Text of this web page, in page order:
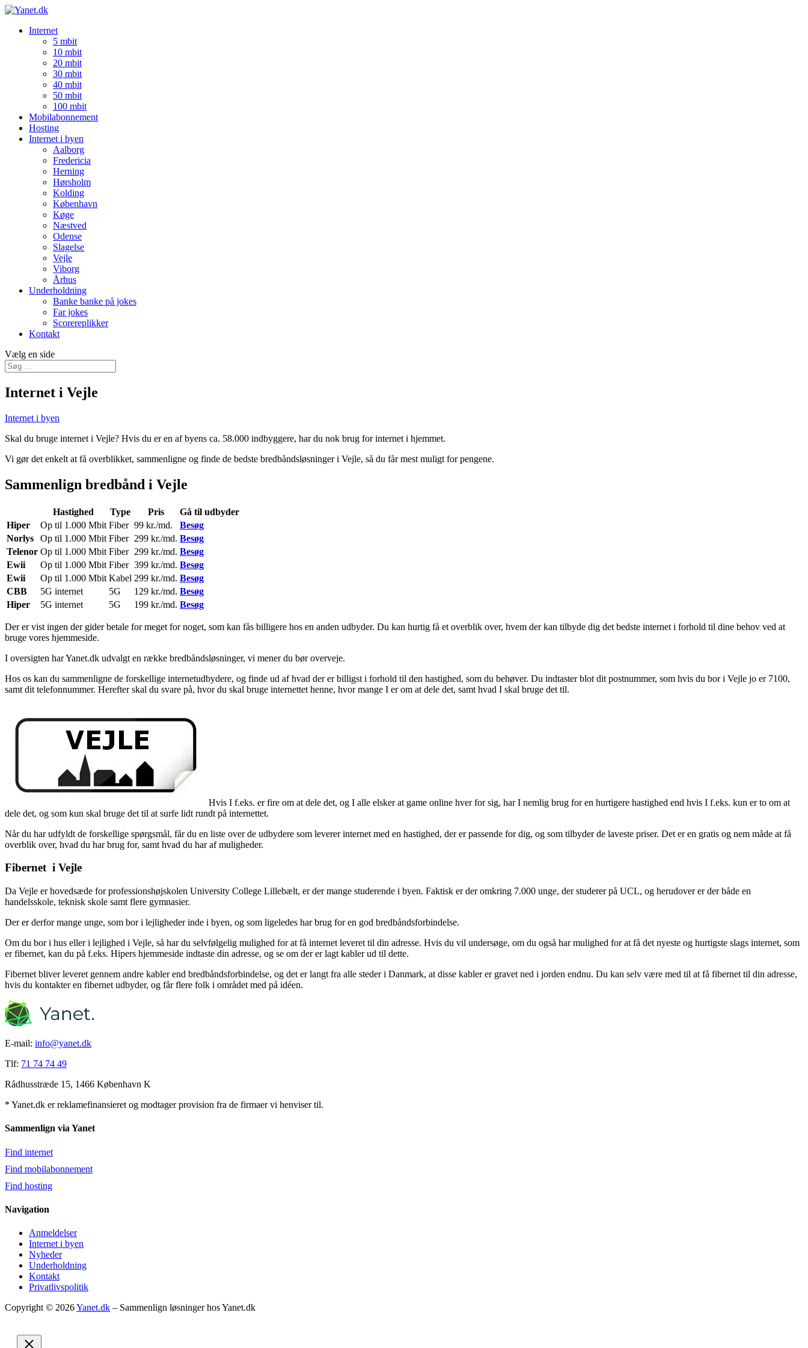
Internet
5 mbit
10 mbit
20 mbit
30 mbit
40 mbit
50 mbit
100 mbit
Mobilabonnement
Hosting
Internet i byen
Aalborg
Fredericia
Herning
Hørsholm
Kolding
København
Køge
Næstved
Odense
Slagelse
Vejle
Viborg
Århus
Underholdning
Banke banke på jokes
Far jokes
Scorereplikker
Kontakt
Vælg en side
Internet i Vejle
Internet i byen
Skal du bruge internet i Vejle? Hvis du er en af byens ca. 58.000 indbyggere, har du nok brug for internet i hjemmet.
Vi gør det enkelt at få overblikket, sammenligne og finde de bedste bredbåndsløsninger i Vejle, så du får mest muligt for pengene.
Sammenlign bredbånd i Vejle
Hastighed Type Pris
Gå til udbyder
Hiper
Op til 1.000 Mbit Fiber 99 kr./md.
Besøg
Norlys
Op til 1.000 Mbit Fiber 299 kr./md. Besøg
Telenor Op til 1.000 Mbit Fiber 299 kr./md. Besøg
Ewii
Op til 1.000 Mbit Fiber 399 kr./md. Besøg
Ewii
Op til 1.000 Mbit Kabel 299 kr./md. Besøg
CBB
5G internet 5G 129 kr./md. Besøg
Hiper
5G internet 5G 199 kr./md. Besøg
Der er vist ingen der gider betale for meget for noget, som kan fås billigere hos en anden udbyder. Du kan hurtig få et overblik over, hvem der kan tilbyde dig det bedste internet i forhold til dine behov ved at
bruge vores hjemmeside.
I oversigten har Yanet.dk udvalgt en række bredbåndsløsninger, vi mener du bør overveje.
Hos os kan du sammenligne de forskellige internetudbydere, og finde ud af hvad der er billigst i forhold til den hastighed, som du behøver. Du indtaster blot dit postnummer, som hvis du bor i Vejle jo er 7100,
samt dit telefonnummer. Herefter skal du svare på, hvor du skal bruge internettet henne, hvor mange I er om at dele det, samt hvad I skal bruge det til.
Hvis I f.eks. er fire om at dele det, og I alle elsker at game online hver for sig, har I nemlig brug for en hurtigere hastighed end hvis I f.eks. kun er to om at
dele det, og som kun skal bruge det til at surfe lidt rundt på internettet.
Når du har udfyldt de forskellige spørgsmål, får du en liste over de udbydere som leverer internet med en hastighed, der er passende for dig, og som tilbyder de laveste priser. Det er en gratis og nem måde at få
overblik over, hvad du har brug for, samt hvad du har af muligheder.
Fibernet i Vejle
Da Vejle er hovedsæde for professionshøjskolen University College Lillebælt, er der mange studerende i byen. Faktisk er der omkring 7.000 unge, der studerer på UCL, og herudover er der både en
handelsskole, teknisk skole samt flere gymnasier.
Der er derfor mange unge, som bor i lejligheder inde i byen, og som ligeledes har brug for en god bredbåndsforbindelse.
Om du bor i hus eller i lejlighed i Vejle, så har du selvfølgelig mulighed for at få internet leveret til din adresse. Hvis du vil undersøge, om du også har mulighed for at få det nyeste og hurtigste slags internet, som
er fibernet, kan du på f.eks. Hipers hjemmeside indtaste din adresse, og se om der er lagt kabler ud til dette.
Fibernet bliver leveret gennem andre kabler end bredbåndsforbindelse, og det er langt fra alle steder i Danmark, at disse kabler er gravet ned i jorden endnu. Du kan selv være med til at få fibernet til din adresse,
hvis du kontakter en fibernet udbyder, og får flere folk i området med på idéen.
E-mail: info@yanet.dk
Tlf: 71 74 74 49
Rådhusstræde 15, 1466 København K
* Yanet.dk er reklamefinansieret og modtager provision fra de firmaer vi henviser til.
Sammenlign via Yanet
Find internet
Find mobilabonnement
Find hosting
Navigation
Anmeldelser
Internet i byen
Nyheder
Underholdning
Kontakt
Privatlivspolitik
Copyright © 2026Yanet.dk – Sammenlign løsninger hos Yanet.dk